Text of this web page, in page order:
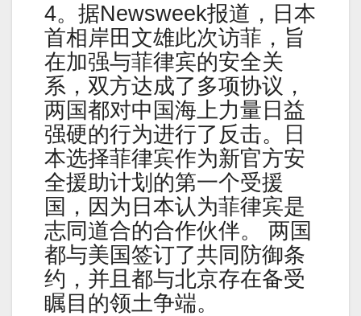
4。据Newsweek报道，日本
首相岸田文雄此次访菲，旨
在加强与菲律宾的安全关
系，双方达成了多项协议，
两国都对中国海上力量日益
强硬的行为进行了反击。日
本选择菲律宾作为新官方安
全援助计划的第一个受援
国，因为日本认为菲律宾是
志同道合的合作伙伴。 两国
都与美国签订了共同防御条
约，并且都与北京存在备受
瞩目的领土争端。